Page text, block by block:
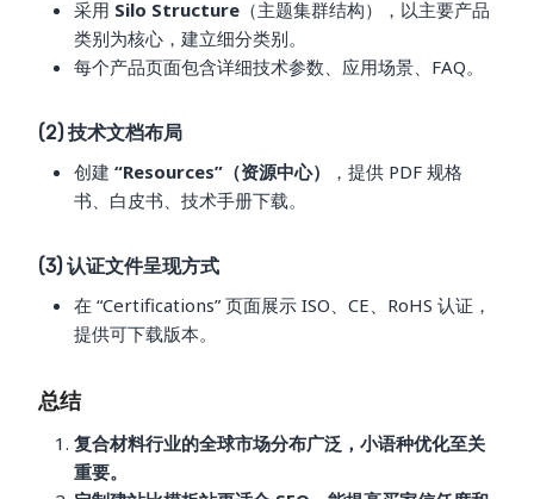
采用 Silo Structure （主题集群结构），以主要产品
类别为核心，建立细分类别。
每个产品页面包含详细技术参数、应用场景、FAQ。
(2) 技术文档布局
创建 “Resources”（资源中心）
，提供 PDF 规格
书、白皮书、技术手册下载。
(3) 认证文件呈现方式
在 “Certifications” 页面展示 ISO、CE、RoHS 认证，
提供可下载版本。
总结
复合材料行业的全球市场分布广泛，小语种优化至关
重要。